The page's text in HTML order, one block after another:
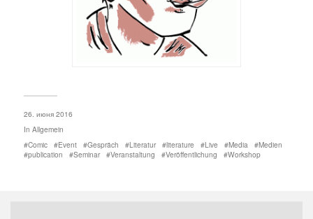
26. июня 2016
In Allgemein
Comic
Event Gespräch Literatur literature Live Media
Medien
publication
Seminar Veranstaltung Veröffentlichung Workshop